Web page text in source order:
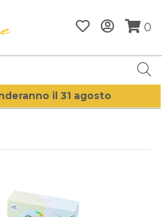
0
il 31 agosto